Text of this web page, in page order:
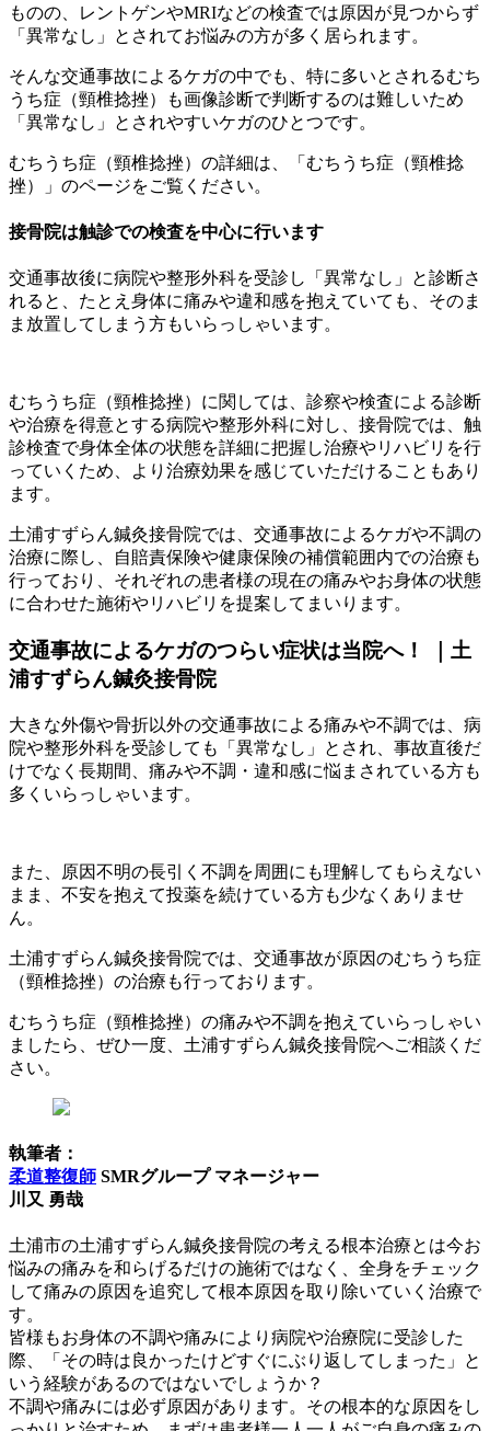
ものの、レントゲンやMRIなどの検査では原因が見つからず
「異常なし」とされてお悩みの方が多く居られます。
そんな交通事故によるケガの中でも、特に多いとされるむち
うち症（頸椎捻挫）も画像診断で判断するのは難しいため
「異常なし」とされやすいケガのひとつです。
むちうち症（頸椎捻挫）の詳細は、「むちうち症（頸椎捻
挫）」のページをご覧ください。
接骨院は触診での検査を中心に行います
交通事故後に病院や整形外科を受診し「異常なし」と診断さ
れると、たとえ身体に痛みや違和感を抱えていても、そのま
ま放置してしまう方もいらっしゃいます。
むちうち症（頸椎捻挫）に関しては、診察や検査による診断
や治療を得意とする病院や整形外科に対し、接骨院では、触
診検査で身体全体の状態を詳細に把握し治療やリハビリを行
っていくため、より治療効果を感じていただけることもあり
ます。
土浦すずらん鍼灸接骨院では、交通事故によるケガや不調の
治療に際し、自賠責保険や健康保険の補償範囲内での治療も
行っており、それぞれの患者様の現在の痛みやお身体の状態
に合わせた施術やリハビリを提案してまいります。
交通事故によるケガのつらい症状は当院へ！ ｜土
浦すずらん鍼灸接骨院
大きな外傷や骨折以外の交通事故による痛みや不調では、病
院や整形外科を受診しても「異常なし」とされ、事故直後だ
けでなく長期間、痛みや不調・違和感に悩まされている方も
多くいらっしゃいます。
また、原因不明の長引く不調を周囲にも理解してもらえない
まま、不安を抱えて投薬を続けている方も少なくありませ
ん。
土浦すずらん鍼灸接骨院では、交通事故が原因のむちうち症
（頸椎捻挫）の治療も行っております。
むちうち症（頸椎捻挫）の痛みや不調を抱えていらっしゃい
ましたら、ぜひ一度、土浦すずらん鍼灸接骨院へご相談くだ
さい。
執筆者：
柔道整復師 SMRグループ マネージャー
川又 勇哉
土浦市の土浦すずらん鍼灸接骨院の考える根本治療とは今お
悩みの痛みを和らげるだけの施術ではなく、全身をチェック
して痛みの原因を追究して根本原因を取り除いていく治療で
す。
皆様もお身体の不調や痛みにより病院や治療院に受診した
際、「その時は良かったけどすぐにぶり返してしまった」と
いう経験があるのではないでしょうか？
不調や痛みには必ず原因があります。その根本的な原因をし